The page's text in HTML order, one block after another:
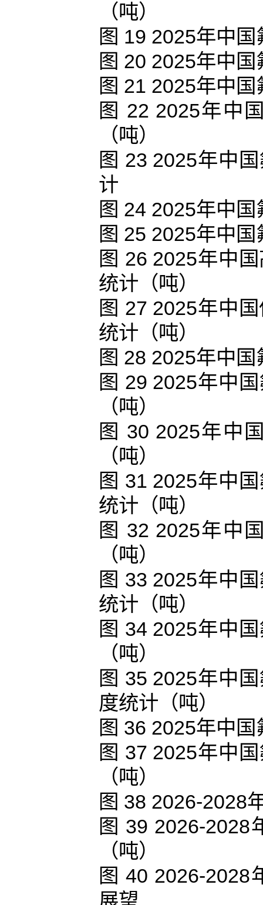
（吨）
图 19 2025年中
图 20 2025年中
图 21 2025年中
图 22 2025年中
（吨）
图 23 2025年中
计
图 24 2025年中
图 25 2025年中
图 26 2025年中
统计（吨）
图 27 2025年中
统计（吨）
图 28 2025年中
图 29 2025年中
（吨）
图 30 2025年中
（吨）
图 31 2025年中
统计（吨）
图 32 2025年中
（吨）
图 33 2025年中
统计（吨）
图 34 2025年中
（吨）
图 35 2025年中
度统计（吨）
图 36 2025年中
图 37 2025年中
（吨）
图 38 2026-2028
图 39 2026-2028
（吨）
图 40 2026-2028
展望